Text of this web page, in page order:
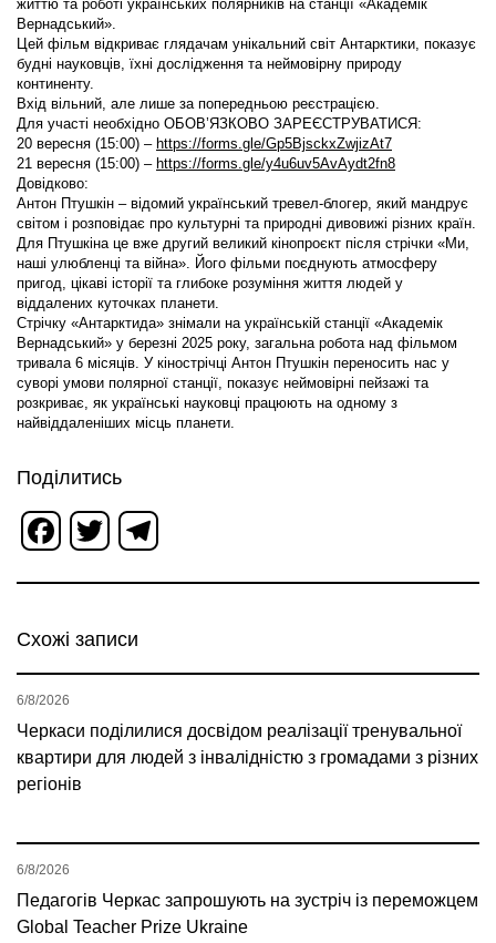
життю та роботі українських полярників на станції «Академік
Вернадський».
Цей фільм відкриває глядачам унікальний світ Антарктики, показує
будні науковців, їхні дослідження та неймовірну природу
континенту.
Вхід вільний, але лише за попередньою реєстрацією.
Для участі необхідно ОБОВ’ЯЗКОВО ЗАРЕЄСТРУВАТИСЯ:
20 вересня (15:00) – https://forms.gle/Gp5BjsckxZwjizAt7
21 вересня (15:00) – https://forms.gle/y4u6uv5AvAydt2fn8
Довідково:
Антон Птушкін – відомий український тревел-блогер, який мандрує
світом і розповідає про культурні та природні дивовижі різних країн.
Для Птушкіна це вже другий великий кінопроєкт після стрічки «Ми,
наші улюбленці та війна». Його фільми поєднують атмосферу
пригод, цікаві історії та глибоке розуміння життя людей у
віддалених куточках планети.
Стрічку «Антарктида» знімали на українській станції «Академік
Вернадський» у березні 2025 року, загальна робота над фільмом
тривала 6 місяців. У кінострічці Антон Птушкін переносить нас у
суворі умови полярної станції, показує неймовірні пейзажі та
розкриває, як українські науковці працюють на одному з
найвіддаленіших місць планети.
Поділитись
Facebook
Twitter
Схожі записи
Черкаси поділилися досвідом реалізації тренувальної
квартири для людей з інвалідністю з громадами з різних
регіонів
6/8/2026
Педагогів Черкас запрошують на зустріч із переможцем
Global Teacher Prize Ukraine
6/8/2026